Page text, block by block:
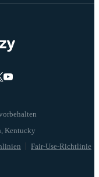
Fair-Use-Richtlinie